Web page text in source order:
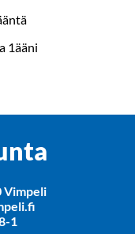
1ääni
Vimpeli
1